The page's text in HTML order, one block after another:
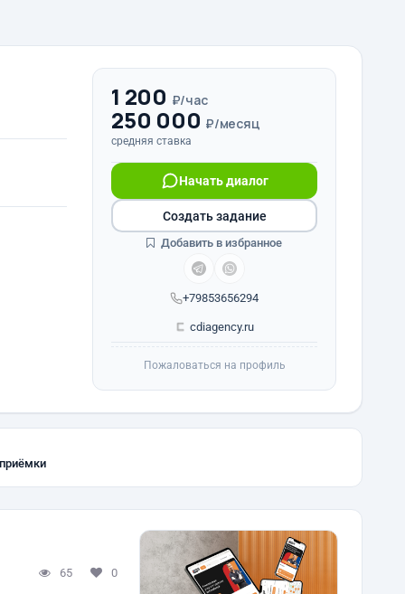
1 200 ₽/час
250 000 ₽/месяц
средняя ставка
+79853656294
Начать диалог
cdiagency.ru
Создать задание
Добавить в избранное
Пожаловаться на профиль
65 0